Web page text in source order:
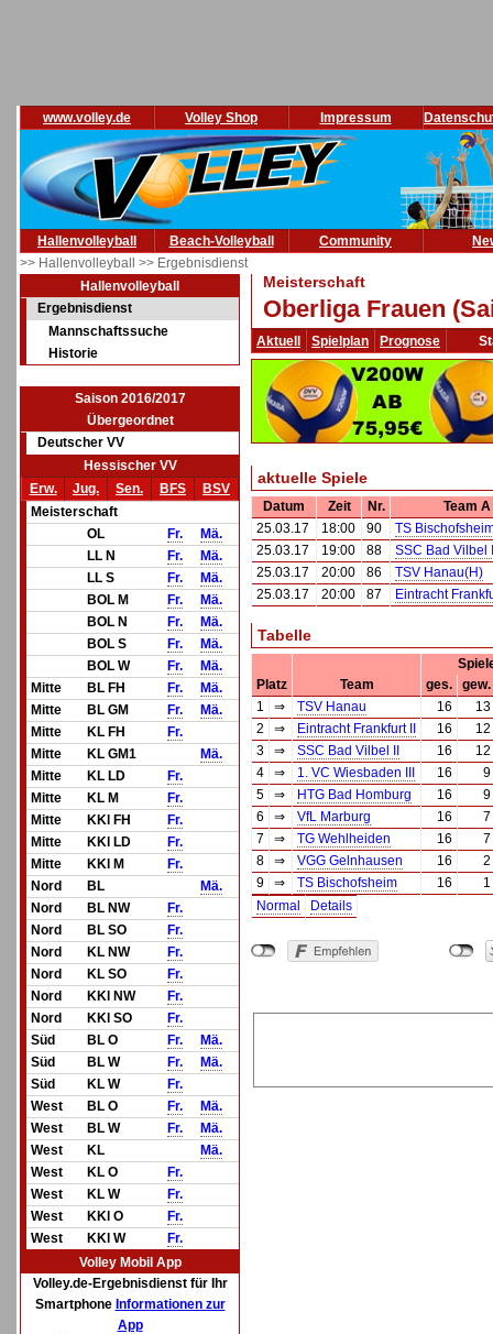
www.volley.de Volley Shop Impressum
Hallenvolleyball Beach-Volleyball Community
>> Hallenvolleyball >> Ergebnisdienst
Hallenvolleyball
Ergebnisdienst
Mannschaftssuche
Historie
Saison 2016/2017
Übergeordnet
Deutscher VV
Hessischer VV
Erw.
Jug. Sen. BFS
BSV
Meisterschaft
OL
Fr.
Mä.
LL N
Fr.
Mä.
LL S
Fr.
Mä.
BOL M
Fr.
Mä.
BOL N
Fr.
Mä.
BOL S
Fr.
Mä.
BOL W
Fr.
Mä.
Mitte
BL FH Fr.
Mä.
Mitte
BL GM Fr.
Mä.
Mitte
KL FH
Fr.
Mitte
KL GM1
Mä.
Mitte
KL LD
Fr.
Mitte
KL M
Fr.
Mitte
KKl FH
Fr.
Mitte
KKl LD
Fr.
Mitte
KKl M
Fr.
Nord
BL
Mä.
Nord
BL NW
Fr.
Nord
BL SO
Fr.
Nord
KL NW
Fr.
Nord
KL SO
Fr.
Nord
KKl NW
Fr.
Nord
KKl SO
Fr.
Süd
BL O Fr.
Mä.
Süd
BL W Fr.
Mä.
Süd
KL W
Fr.
West
BL O Fr.
Mä.
West
BL W Fr.
Mä.
West
KL
Mä.
West
KL O
Fr.
West
KL W
Fr.
West
KKl O
Fr.
West
KKl W
Fr.
Volley Mobil App
Volley.de-Ergebnisdienst für Ihr
Smartphone Informationen zur
App
Meisterschaft
Oberliga Frauen
Aktuell Spielplan Prognose
aktuelle Spiele
Datum Zeit Nr.
Team A
25.03.17
18:00 90
TS
25.03.17
19:00 88
SSC Bad Vilbel
25.03.17
20:00 86
TSV Hanau(H)
25.03.17
20:00 87 Eintracht
Tabelle
Platz
Team ges.
gew.
1
⇒ TSV Hanau 16
13
2
⇒ Eintracht Frankfurt II 16
12
3
⇒ SSC Bad Vilbel II 16
12
4
⇒ 1. VC Wiesbaden III 16
9
5
⇒ HTG Bad Homburg 16
9
6
⇒ VfL Marburg 16
7
7
⇒ TG Wehlheiden 16
7
8
⇒ VGG Gelnhausen 16
2
9
⇒ TS Bischofsheim 16
1
Normal
Details